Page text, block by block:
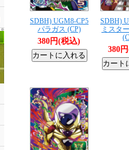
SDBH) UGM8-CP5
パラガス (CP)
380円(税込)
SDBH)
ミスタ
380